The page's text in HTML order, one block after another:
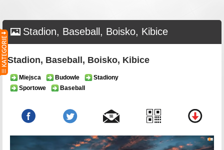
Stadion, Baseball, Boisko, Kibice
Stadion, Baseball, Boisko, Kibice
Miejsca Budowle
Stadiony
Sportowe
Baseball